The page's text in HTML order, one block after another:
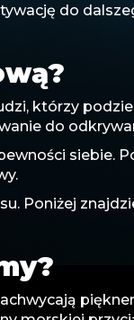
do
którzy
do
siebie.
Poniżej